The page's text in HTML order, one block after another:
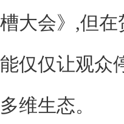
槽大会》,但
能仅仅让观众
多维生态。